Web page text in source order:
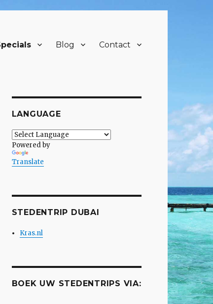
Blog Contact
LANGUAGE
Powered by
Translate
STEDENTRIP DUBAI
Kras.nl
BOEK UW STEDENTRIPS VIA: